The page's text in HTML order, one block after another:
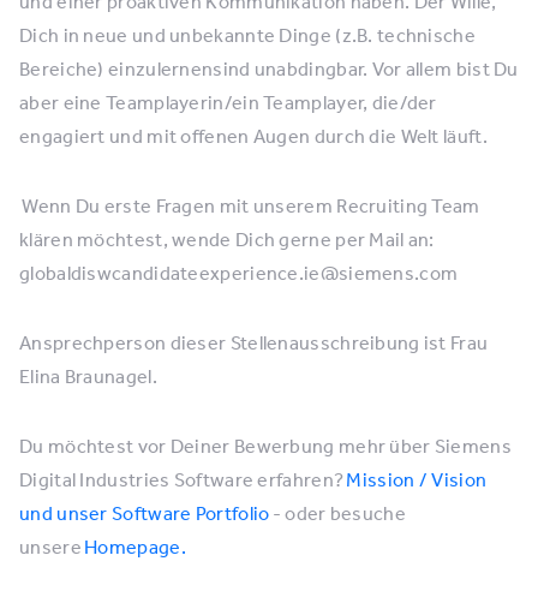
Dich in neue und unbekannte Dinge (z.B. technische
Bereiche) einzulernensind unabdingbar. Vor allem bist Du
aber eine Teamplayerin/ein Teamplayer, die/der
engagiert und mit offenen Augen durch die Welt läuft.
Wenn Du erste Fragen mit unserem Recruiting Team
klären möchtest, wende Dich gerne per Mail an:
globaldiswcandidateexperience.ie@siemens.com
Ansprechperson dieser Stellenausschreibung ist Frau
Elina Braunagel.
Du möchtest vor Deiner Bewerbung mehr über Siemens
Digital Industries Software erfahren? Mission / Vision
und unser Software Portfolio - oder besuche
unsere Homepage.